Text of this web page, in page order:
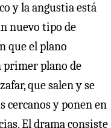
y la angustia está
nuevo tipo de
que el plano
primer plano de
que salen y se
cercanos y ponen en
El drama consiste